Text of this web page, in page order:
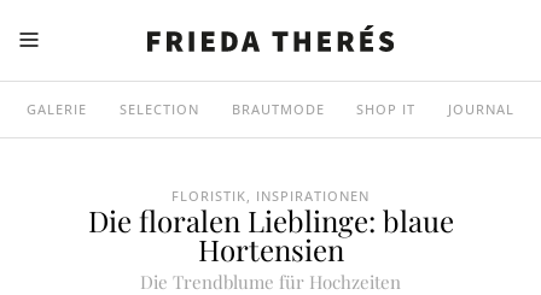
GALERIE SELECTION BRAUTMODE SHOP IT JOURNAL
FLORISTIK INSPIRATIONEN
Die floralen Lieblinge: blaue
Hortensien
Die Trendblume für Hochzeiten